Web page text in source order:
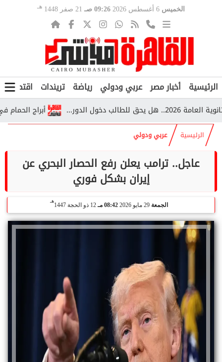
الخميس 09:26 صـ 21 صفر 1448 هـ
الرئيسية أخبار مصر عربي ودولي رياضة تريندات اقتصاد
أبراج الحمام في
الرئيسية عربي ودولي
عاجل.. ترامب يعلن رفع الحصار البحري عن
إيران بشكل فوري
الجمعة 08:42 مـ 12 ذو الحجة 1447
هـ